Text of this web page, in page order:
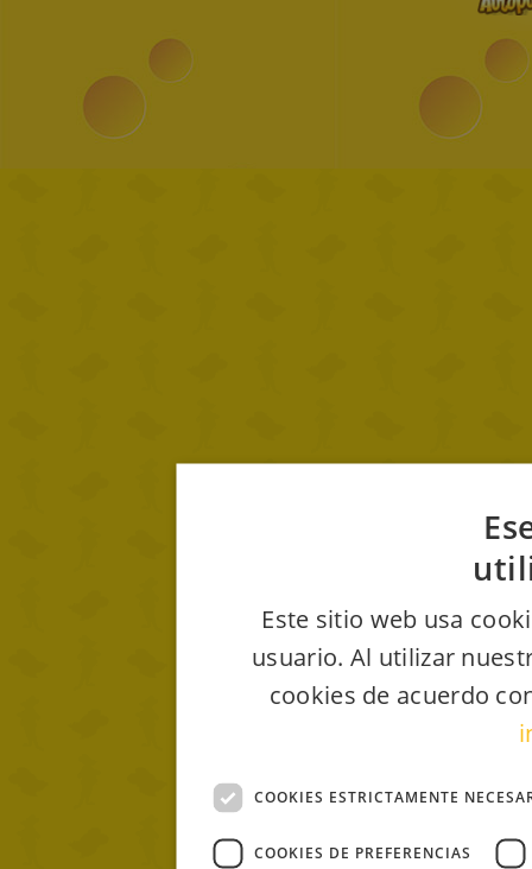
Este sitio web usa
usuario. Al utilizar
cookies de acuerdo
COOKIES ESTRICTAMENTE
COOKIES DE PREFERENCIAS